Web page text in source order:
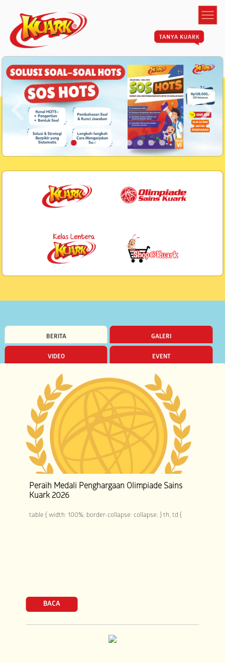
BERITA GALERI
VIDEO EVENT
Peraih Medali Penghargaan Olimpiade Sains
Kuark 2026
table { width: 100%; border-collapse: collapse; } th, td {